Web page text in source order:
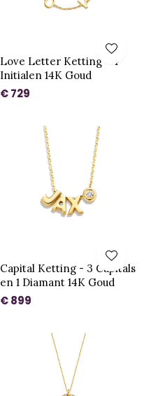
Love Letter Ketting - 4
Initialen 14K Goud
€ 729
Capital Ketting - 3 Capitals
en 1 Diamant 14K Goud
€ 899